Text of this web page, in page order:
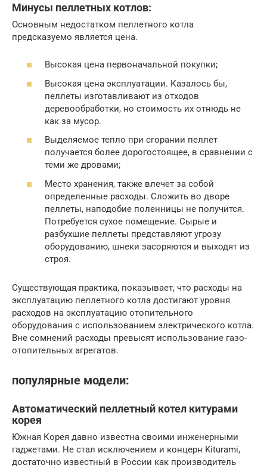
Минусы пеллетных котлов:
Основным недостатком пеллетного котла
предсказуемо является цена.
Высокая цена первоначальной покупки;
Высокая цена эксплуатации. Казалось бы,
пеллеты изготавливают из отходов
деревообработки, но стоимость их отнюдь не
как за мусор.
Выделяемое тепло при сгорании пеллет
получается более дорогостоящее, в сравнении с
теми же дровами;
Место хранения, также влечет за собой
определенные расходы. Сложить во дворе
пеллеты, наподобие поленницы не получится.
Потребуется сухое помещение. Сырые и
разбухшие пеллеты представляют угрозу
оборудованию, шнеки засоряются и выходят из
строя.
Существующая практика, показывает, что расходы на
эксплуатацию пеллетного котла достигают уровня
расходов на эксплуатацию отопительного
оборудования с использованием электрического котла.
Вне сомнений расходы превысят использование газо-
отопительных агрегатов.
популярные модели:
Автоматический пеллетный котел китурами
корея
Южная Корея давно известна своими инженерными
гаджетами. Не стал исключением и концерн Kiturami,
достаточно известный в России как производитель